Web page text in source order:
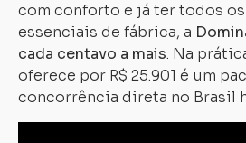
com conforto e já ter todos
essenciais de fábrica, a
cada centavo a mais. Na
oferece por R$ 25.901 é um
concorrência direta no Brasil